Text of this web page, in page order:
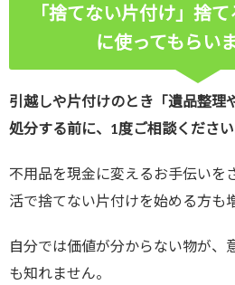
「捨てない片付け」捨
に使ってもらい
引越しや片付けのとき「遺品整理
処分する前に、1度ご相談ください
不用品を現金に変えるお手伝いを
活で捨てない片付けを始める方も
自分では価値が分からない物が、
も知れません。